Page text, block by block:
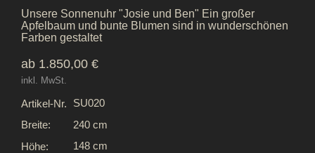
Unsere Sonnenuhr "Josie und Ben" Ein großer
Apfelbaum und bunte Blumen sind in wunderschönen
Farben gestaltet
ab 1.850,00 €
inkl. MwSt.
Artikel-Nr.
SU020
Breite:
240 cm
Höhe:
148 cm